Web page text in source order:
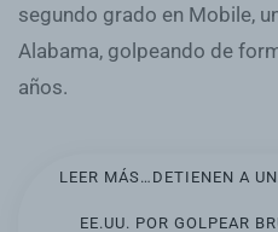
segundo grado en Mobile,
Alabama, golpeando de
años.
LEER MÁS…DETIENEN A
EE.UU. POR GOLPEAR